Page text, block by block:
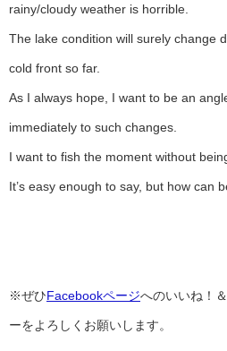
rainy/cloudy weather is horrible.
The lake condition will surely change
cold front so far.
As I always hope, I want to be an
immediately to such changes.
I want to fish the moment without
It’s easy enough to say, but how can
※ぜひFacebookページへのいいね！＆
ーをよろしくお願いします。